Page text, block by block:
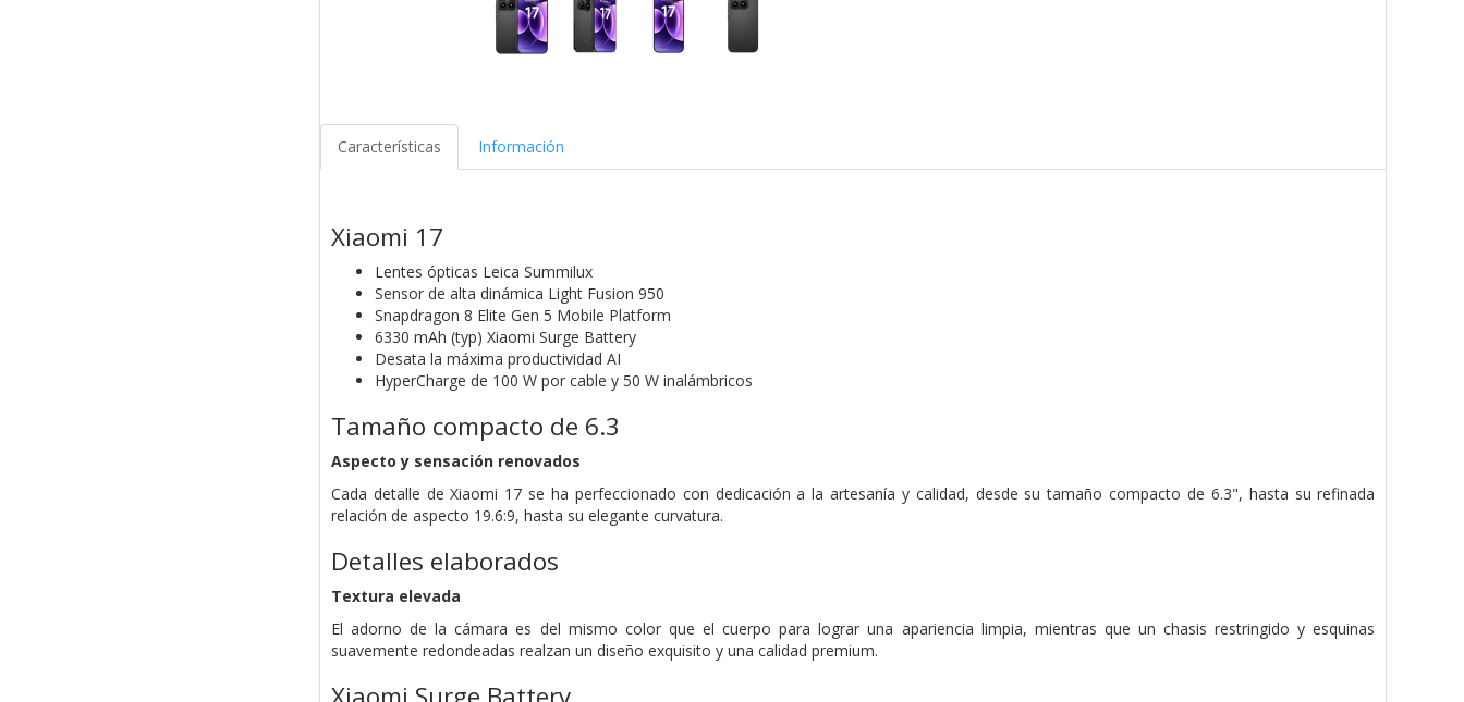
Características Información
Xiaomi 17
Lentes ópticas Leica Summilux
Sensor de alta dinámica Light Fusion 950
Snapdragon 8 Elite Gen 5 Mobile Platform
6330 mAh (typ) Xiaomi Surge Battery
Desata la máxima productividad AI
HyperCharge de 100 W por cable y 50 W inalámbricos
Tamaño compacto de 6.3
Aspecto y sensación renovados
Cada detalle de Xiaomi 17 se ha perfeccionado con dedicación a la artesanía y calidad, desde su tamaño compacto de 6.3", hasta su refinada
relación de aspecto 19.6:9, hasta su elegante curvatura.
Detalles elaborados
Textura elevada
El adorno de la cámara es del mismo color que el cuerpo para lograr una apariencia limpia, mientras que un chasis restringido y esquinas
suavemente redondeadas realzan un diseño exquisito y una calidad premium.